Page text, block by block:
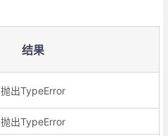
结果
抛出TypeError
抛出TypeError